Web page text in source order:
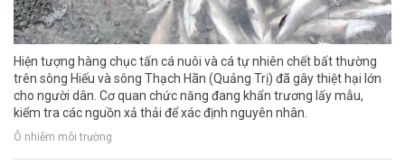
Hiện tượng hàng chục tấn cá nuôi và cá tự nhiên chết bất thường
trên sông Hiếu và sông Thạch Hãn (Quảng Trị) đã gây thiệt hại lớn
cho người dân. Cơ quan chức năng đang khẩn trương lấy mẫu,
kiểm tra các nguồn xả thải để xác định nguyên nhân.
Ô nhiễm môi trường